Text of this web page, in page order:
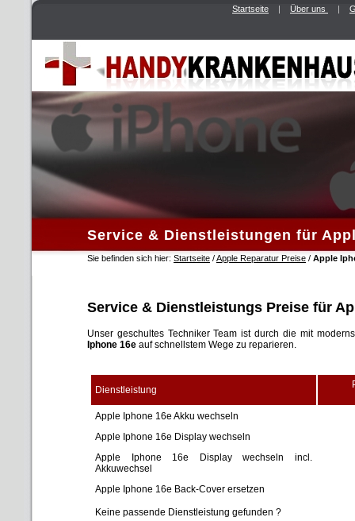
Startseite | Über uns |
Service & Dienstleistungen für
Sie befinden sich hier: Startseite /Apple Reparatur Preise / Apple
Service & Dienstleistungs Preise für
Unser geschultes Techniker Team ist durch die mit
Iphone 16e auf schnellstem Wege zu reparieren.
Dienstleistung
Apple Iphone 16e Akku wechseln
Apple Iphone 16e Display wechseln
Apple Iphone 16e Display wechseln incl.
Akkuwechsel
Apple Iphone 16e Back-Cover ersetzen
Keine passende Dienstleistung gefunden ?